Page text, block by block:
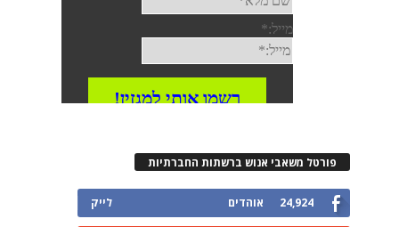
פורטל משאבי אנוש ברשתות החברתיות
24,924 אוהדים לייק